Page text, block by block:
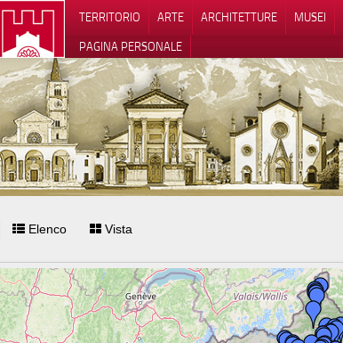
TERRITORIO ARTE ARCHITETTURE MUSEI
PAGINA PERSONALE
Elenco Vista